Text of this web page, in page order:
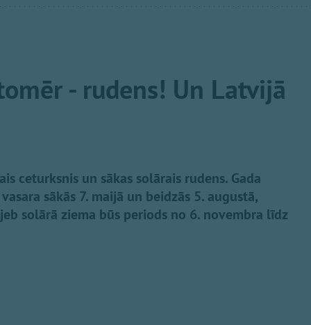
- rudens! Un Latvijā
ceturksnis un sākas solārais rudens. Gada
sākās 7. maijā un beidzās 5. augustā,
solārā ziema būs periods no 6. novembra līdz